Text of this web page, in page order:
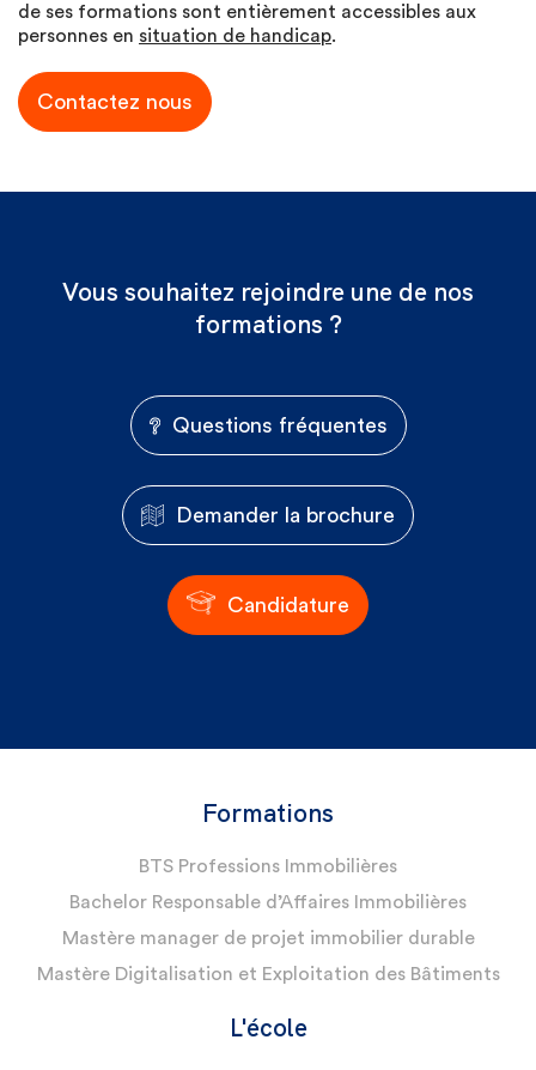
de ses formations sont entièrement accessibles aux
personnes en situation de handicap.
Contactez nous
Vous souhaitez rejoindre une de nos
formations ?
Questions fréquentes
Demander la brochure
Candidature
Formations
BTS Professions Immobilières
Bachelor Responsable d’Affaires Immobilières
Mastère manager de projet immobilier durable
Mastère Digitalisation et Exploitation des Bâtiments
L'école